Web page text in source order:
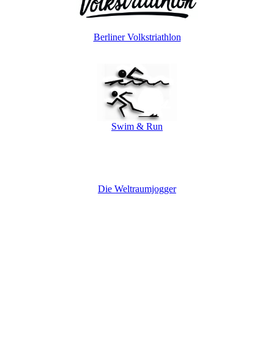
Berliner Volkstriathlon
Swim & Run
Die Weltraumjogger